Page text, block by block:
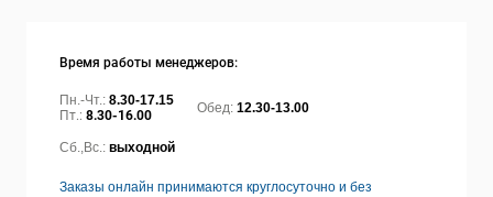
Время работы менеджеров:
Пн.-Чт.: 8.30-17.15
Пт.: 8.30-16.00 Обед: 12.30-13.00
Сб.,Вс.: выходной
Заказы онлайн принимаются круглосуточно и без